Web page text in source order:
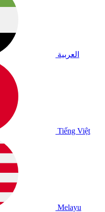
العربية
Tiếng Việt
Melayu